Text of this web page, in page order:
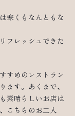
寒くもなんともな
フレッシュできた
すめのレストラン
ます。あくまで、
素晴らしいお店は
こちらのお二人